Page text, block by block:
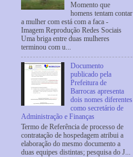
Momento que
homens tentam contar
a mulher com está com a faca -
Imagem Reprodução Redes Sociais
Uma briga entre duas mulheres
terminou com u...
Documento
publicado pela
Prefeitura de
Barrocas apresenta
dois nomes diferentes
como secretário de
Administração e Finanças
Termo de Referência de processo de
contratação de hospedagem atribui a
elaboração do mesmo documento a
duas equipes distintas; pesquisa do J...